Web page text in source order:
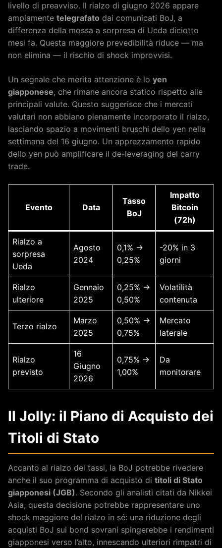
livello di preavviso. Il rialzo di giugno 2026 appare
ampiamente telegrafato dai comunicati BoJ, a
differenza della mossa a sorpresa di Ueda diciotto
mesi fa. Questa maggiore prevedibilità riduce — ma
non elimina — il rischio di shock improvvisi.
Un segnale che merita attenzione è lo yen
giapponese, che rimane ancora statico rispetto alle
principali valute. Questo suggerisce che i mercati
valutari non abbiano pienamente incorporato il rialzo,
lasciando spazio a movimenti bruschi dello yen nella
settimana del 16 giugno. Un apprezzamento rapido
dello yen può amplificare il de-leveraging del carry
trade.
Evento Data
Tasso
BoJ
Impatto
Bitcoin
(72h)
Rialzo a
sorpresa
Ueda
Agosto
2024
0,1% →
0,25%
-20% in 3
giorni
Rialzo
ulteriore
Gennaio
2025
0,25% →
0,50%
Volatilità
contenuta
Terzo rialzo
Marzo
2025
0,50% →
0,75%
Mercato
laterale
Rialzo
previsto
16
Giugno
2026
0,75% →
1,00%
Da
monitorare
Il Jolly: il Piano di Acquisto dei
Titoli di Stato
Accanto al rialzo dei tassi, la BoJ potrebbe rivedere
anche il suo programma di acquisto di titoli di Stato
giapponesi (JGB). Secondo gli analisti citati da Nikkei
Asia, questa decisione potrebbe rappresentare uno
shock maggiore del rialzo in sé: una riduzione degli
acquisti BoJ sui bond sovrani spingerebbe i rendimenti
giapponesi verso l’alto, innescando ulteriori rimpatri di